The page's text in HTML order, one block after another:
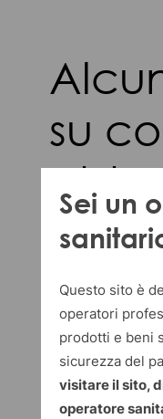
su
del
Sei un
Questo sito è
operatori
prodotti e beni
sicurezza del
visitare il sito,
operatore